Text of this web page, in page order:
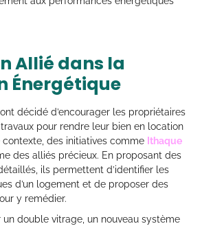
Allié dans la
Énergétique
décidé d’encourager les propriétaires
pour rendre leur bien en location
des initiatives comme Ithaque
des alliés précieux. En proposant des
ils permettent d’identifier les
d’un logement et de proposer des
y remédier.
double vitrage, un nouveau système